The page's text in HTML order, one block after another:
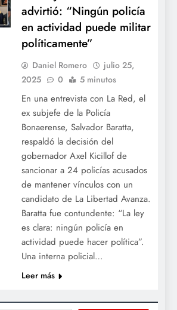
advirtió: “Ningún policía
en actividad puede militar
políticamente”
Daniel Romero
julio 25,
2025
0 5 minutos
En una entrevista con La Red, el
ex subjefe de la Policía
Bonaerense, Salvador Baratta,
respaldó la decisión del
gobernador Axel Kicillof de
sancionar a 24 policías acusados
de mantener vínculos con un
candidato de La Libertad Avanza.
Baratta fue contundente: “La ley
es clara: ningún policía en
actividad puede hacer política”.
Una interna policial…
Leer más